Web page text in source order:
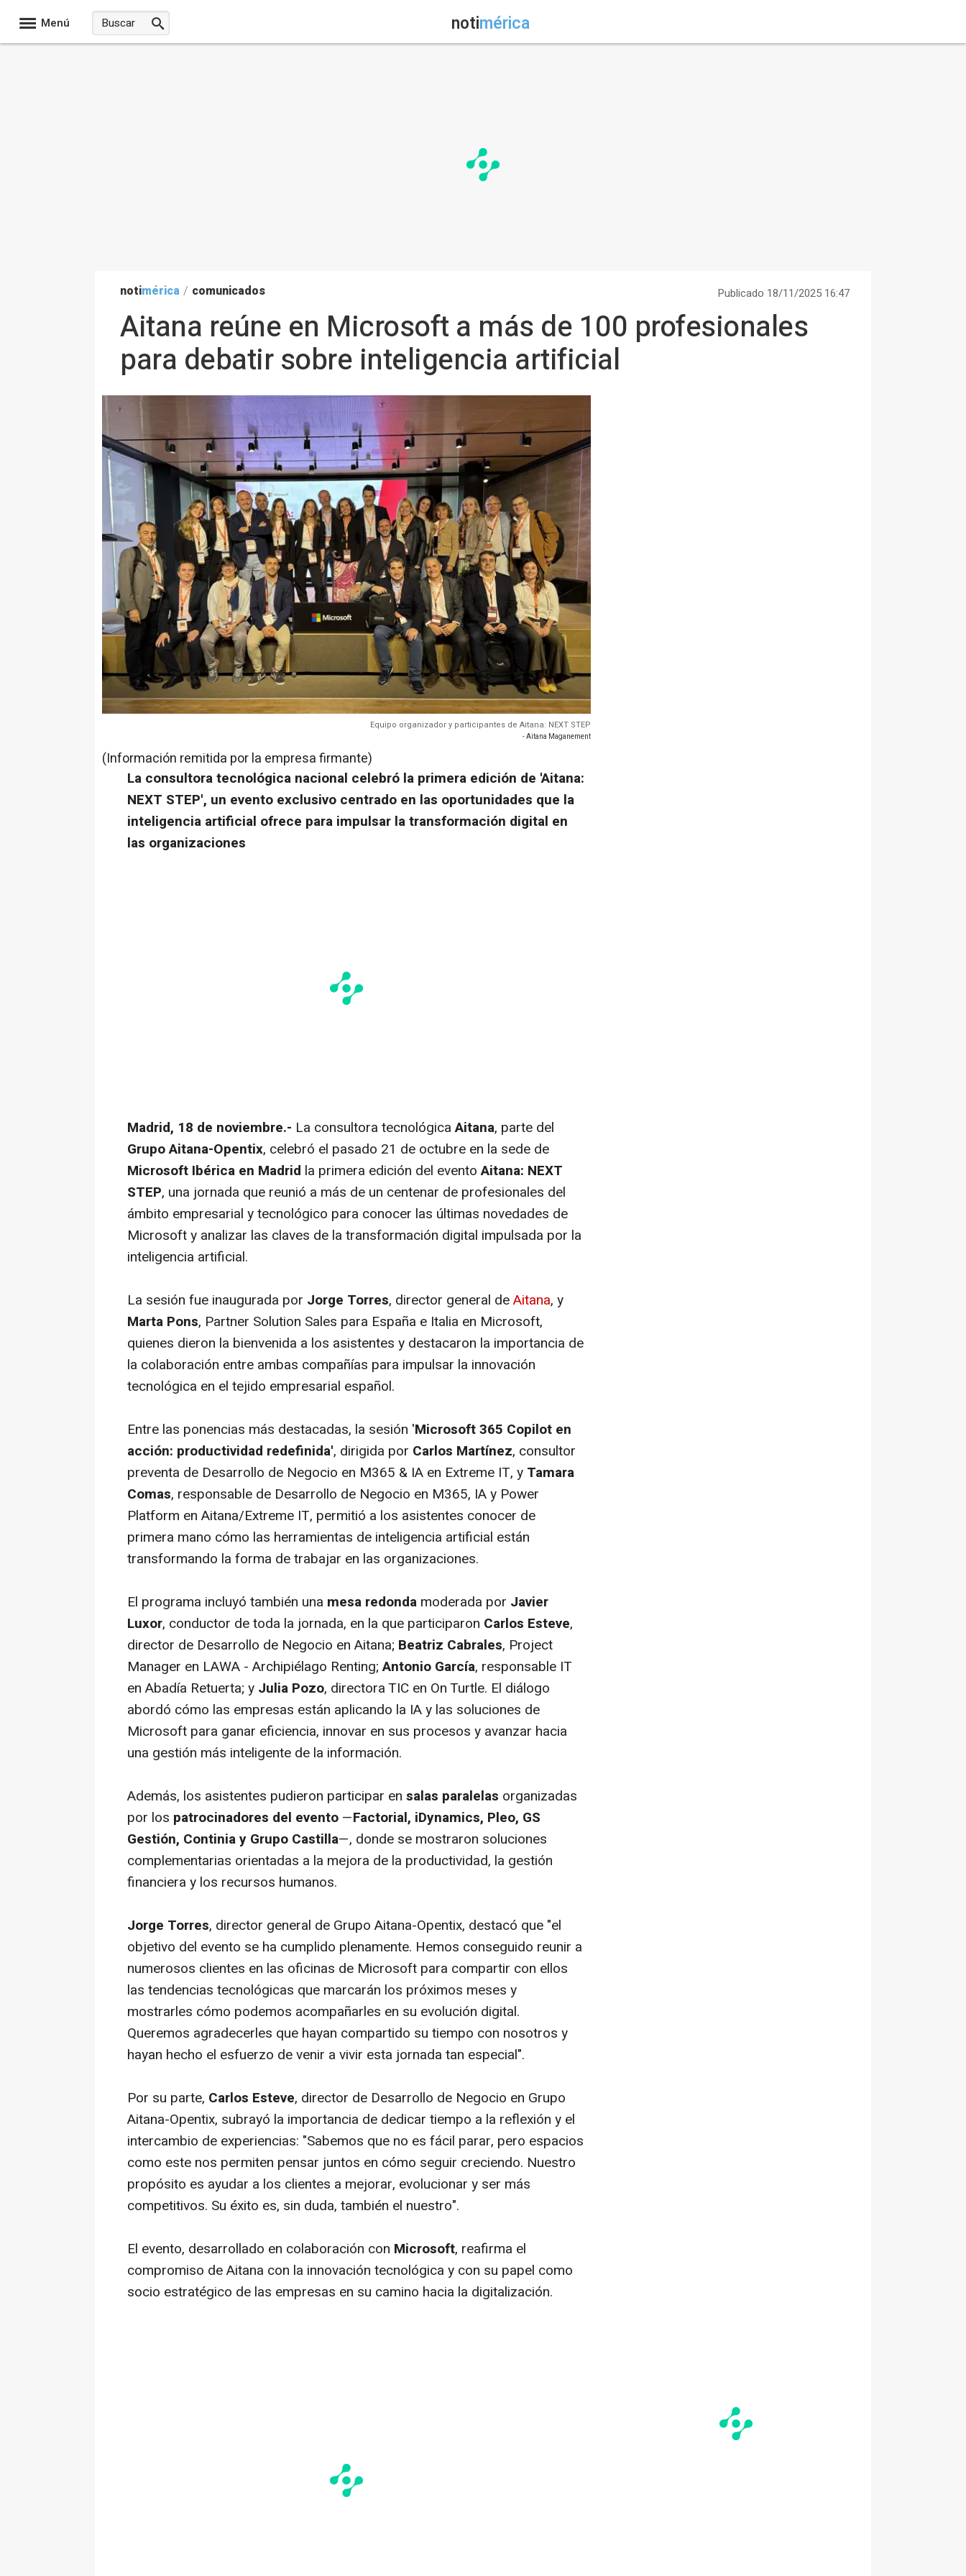
Menú notimérica
notimérica / comunicados Publicado 18/11/2025 16:47
Aitana reúne en Microsoft a más de 100 profesionales
para debatir sobre inteligencia artificial
Equipo organizador y participantes de Aitana: NEXT STEP
- Aitana Maganement
(Información remitida por la empresa firmante)
La consultora tecnológica nacional celebró la primera edición de 'Aitana:
NEXT STEP', un evento exclusivo centrado en las oportunidades que la
inteligencia artificial ofrece para impulsar la transformación digital en
las organizaciones
Madrid, 18 de noviembre.- La consultora tecnológicaAitana, parte del
Grupo Aitana-Opentix, celebró el pasado 21 de octubre en la sede de
Microsoft Ibérica en Madrid la primera edición del eventoAitana: NEXT
STEP, una jornada que reunió a más de un centenar de profesionales del
ámbito empresarial y tecnológico para conocer las últimas novedades de
Microsoft y analizar las claves de la transformación digital impulsada por la
inteligencia artificial.
La sesión fue inaugurada por Jorge Torres, director general deAitana, y
Marta Pons, Partner Solution Sales para España e Italia en Microsoft,
quienes dieron la bienvenida a los asistentes y destacaron la importancia de
la colaboración entre ambas compañías para impulsar la innovación
tecnológica en el tejido empresarial español.
Entre las ponencias más destacadas, la sesión 'Microsoft 365 Copilot en
acción: productividad redefinida', dirigida por Carlos Martínez, consultor
preventa de Desarrollo de Negocio en M365 & IA en Extreme IT, y Tamara
Comas, responsable de Desarrollo de Negocio en M365, IA y Power
Platform en Aitana/Extreme IT, permitió a los asistentes conocer de
primera mano cómo las herramientas de inteligencia artificial están
transformando la forma de trabajar en las organizaciones.
El programa incluyó también una mesa redonda moderada por Javier
Luxor, conductor de toda la jornada, en la que participaron Carlos Esteve,
director de Desarrollo de Negocio en Aitana; Beatriz Cabrales, Project
Manager en LAWA - Archipiélago Renting;Antonio García, responsable IT
en Abadía Retuerta; y Julia Pozo, directora TIC en On Turtle. El diálogo
abordó cómo las empresas están aplicando la IA y las soluciones de
Microsoft para ganar eficiencia, innovar en sus procesos y avanzar hacia
una gestión más inteligente de la información.
Además, los asistentes pudieron participar en salas paralelas organizadas
por los patrocinadores del evento —Factorial, iDynamics, Pleo, GS
Gestión, Continia y Grupo Castilla—, donde se mostraron soluciones
complementarias orientadas a la mejora de la productividad, la gestión
financiera y los recursos humanos.
Jorge Torres, director general de Grupo Aitana-Opentix, destacó que "el
objetivo del evento se ha cumplido plenamente. Hemos conseguido reunir a
numerosos clientes en las oficinas de Microsoft para compartir con ellos
las tendencias tecnológicas que marcarán los próximos meses y
mostrarles cómo podemos acompañarles en su evolución digital.
Queremos agradecerles que hayan compartido su tiempo con nosotros y
hayan hecho el esfuerzo de venir a vivir esta jornada tan especial".
Por su parte, Carlos Esteve, director de Desarrollo de Negocio en Grupo
Aitana-Opentix, subrayó la importancia de dedicar tiempo a la reflexión y el
intercambio de experiencias: "Sabemos que no es fácil parar, pero espacios
como este nos permiten pensar juntos en cómo seguir creciendo. Nuestro
propósito es ayudar a los clientes a mejorar, evolucionar y ser más
competitivos. Su éxito es, sin duda, también el nuestro".
El evento, desarrollado en colaboración con Microsoft, reafirma el
compromiso de Aitana con la innovación tecnológica y con su papel como
socio estratégico de las empresas en su camino hacia la digitalización.